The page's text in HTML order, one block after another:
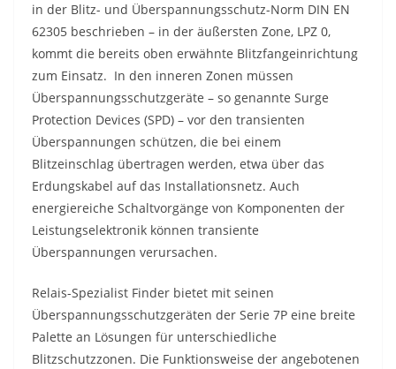
in der Blitz- und Überspannungsschutz-Norm DIN EN
62305 beschrieben – in der äußersten Zone, LPZ 0,
kommt die bereits oben erwähnte Blitzfangeinrichtung
zum Einsatz. In den inneren Zonen müssen
Überspannungsschutzgeräte – so genannte Surge
Protection Devices (SPD) – vor den transienten
Überspannungen schützen, die bei einem
Blitzeinschlag übertragen werden, etwa über das
Erdungskabel auf das Installationsnetz. Auch
energiereiche Schaltvorgänge von Komponenten der
Leistungselektronik können transiente
Überspannungen verursachen.
Relais-Spezialist Finder bietet mit seinen
Überspannungsschutzgeräten der Serie 7P eine breite
Palette an Lösungen für unterschiedliche
Blitzschutzzonen. Die Funktionsweise der angebotenen